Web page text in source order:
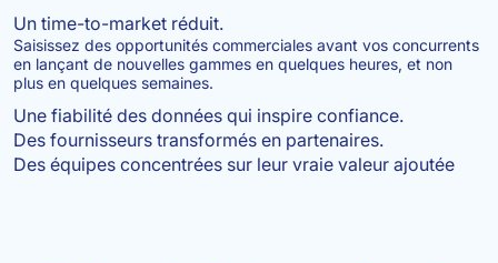
Un time-to-market réduit.
Saisissez des opportunités commerciales avant vos concurrents
en lançant de nouvelles gammes en quelques heures, et non
plus en quelques semaines.
Une fiabilité des données qui inspire confiance.
Des fournisseurs transformés en partenaires.
Des équipes concentrées sur leur vraie valeur ajoutée